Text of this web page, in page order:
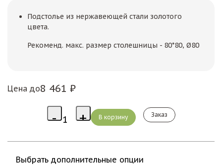
Подстолье из нержавеющей стали золотого
цвета.
Рекоменд. макс. размер столешницы - 80*80, Ø80
Цена до8 461 ₽
Заказ
Выбрать дополнительные опции